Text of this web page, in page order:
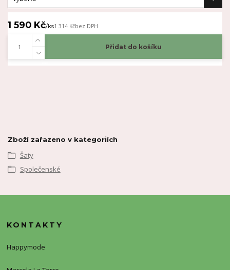
1 590 Kč/ks1 314 Kčbez DPH
Přidat do košíku
Zboží zařazeno v kategoriích
Šaty
Společenské
KONTAKTY
Happymode